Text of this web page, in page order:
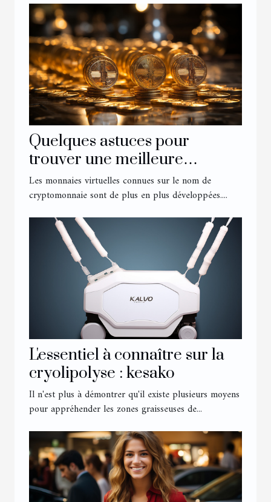
Quelques astuces pour
trouver une meilleure
cryptomonnaie en 2022
Les monnaies virtuelles connues sur le nom de
cryptomonnaie sont de plus en plus développées....
L'essentiel à connaître sur la
cryolipolyse : kesako
Il n'est plus à démontrer qu'il existe plusieurs moyens
pour appréhender les zones graisseuses de...